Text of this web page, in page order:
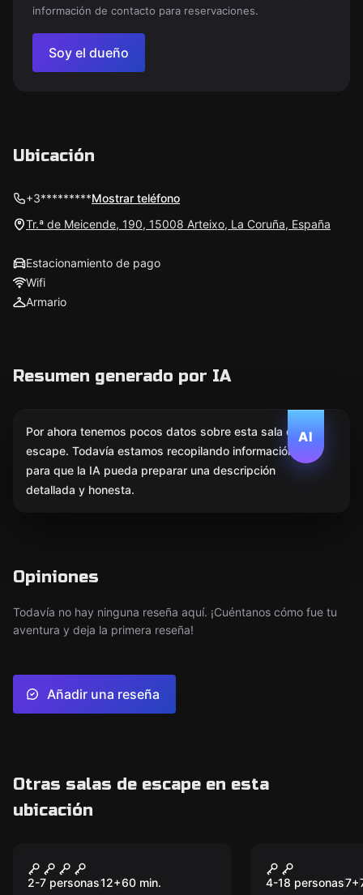
información de contacto para reservaciones.
Soy el dueño
Ubicación
+3*********Mostrar teléfono
Tr.ª de Meicende, 190, 15008 Arteixo, La Coruña, España
Estacionamiento de pago
Wifi
Armario
Resumen generado por IA
AI
Por ahora tenemos pocos datos sobre esta sala de
escape. Todavía estamos recopilando información
para que la IA pueda preparar una descripción
detallada y honesta.
Opiniones
Todavía no hay ninguna reseña aquí. ¡Cuéntanos cómo fue tu
aventura y deja la primera reseña!
Añadir una reseña
Otras salas de escape en esta
ubicación
Nuevo
HABELAS HAINAS
ESCAPE ROOM
2-7 personas12+60 min.
The Magic
4-18 personas7+